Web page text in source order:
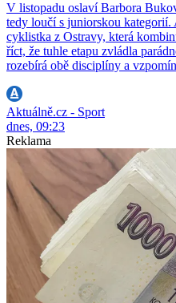
V listopadu oslaví Barbora
tedy loučí s juniorskou kategorií.
cyklistka z Ostravy, která
říct, že tuhle etapu zvládla
rozebírá obě disciplíny a
Aktuálně.cz - Sport
dnes, 09:23
Reklama